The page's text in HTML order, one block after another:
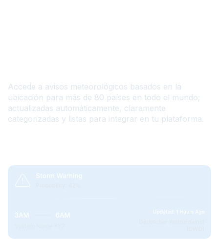
Accede a avisos meteorológicos basados en la
ubicación para más de 80 países en todo el mundo;
actualizadas automáticamente, claramente
categorizadas y listas para integrar en tu plataforma.